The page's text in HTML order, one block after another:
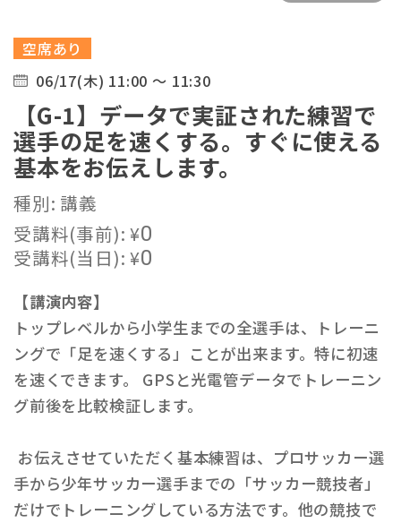
空席あり
06/17(木) 11:00 ～ 11:30
【G-1】データで実証された練習で
選手の足を速くする。すぐに使える
基本をお伝えします。
種別: 講義
受講料(事前):¥0
受講料(当日):¥0
【講演内容】
トップレベルから小学生までの全選手は、トレーニ
ングで「足を速くする」ことが出来ます。特に初速
を速くできます。 GPSと光電管データでトレーニン
グ前後を比較検証します。
お伝えさせていただく基本練習は、プロサッカー選
手から少年サッカー選手までの「サッカー競技者」
だけでトレーニングしている方法です。他の競技で